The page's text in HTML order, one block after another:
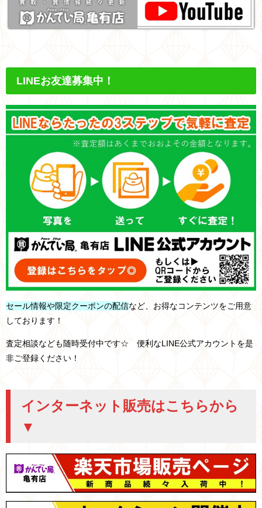
LINEお友達募集中！
セール情報や限定クーポンの配信など、お得なコンテンツをご用意
しております！
査定相談なども随時受付中です☆ 便利なLINE公式アカウントを是
非ご登録ください！
インターネット販売はこちらから
▼